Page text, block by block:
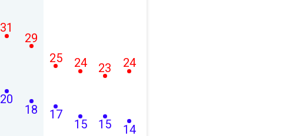
20
31
18
29
17
25
15
24
15
23
14
24